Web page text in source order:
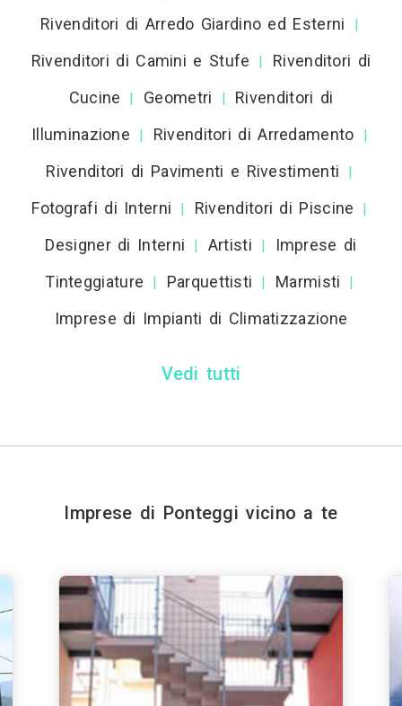
Rivenditori di Arredo Giardino ed Esterni |
Rivenditori di Camini e Stufe |
Rivenditori di
Cucine
| Geometri |
Rivenditori di
Illuminazione
| Rivenditori di Arredamento |
Rivenditori di Pavimenti e Rivestimenti |
Fotografi di Interni | Rivenditori di Piscine |
Designer di Interni | Artisti |
Imprese di
Tinteggiature
| Parquettisti | Marmisti |
Imprese di Impianti di Climatizzazione
Vedi tutti
Imprese di Ponteggi vicino a te